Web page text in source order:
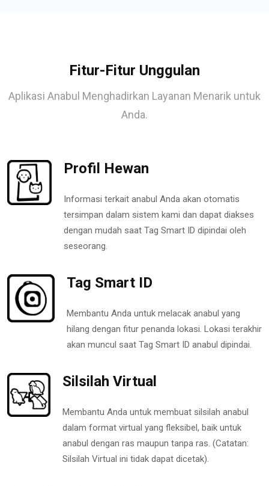
Fitur-Fitur Unggulan
Aplikasi Anabul Menghadirkan Layanan Menarik untuk
Anda.
Profil Hewan
Informasi terkait anabul Anda akan otomatis
tersimpan dalam sistem kami dan dapat diakses
dengan mudah saat Tag Smart ID dipindai oleh
seseorang.
Tag Smart ID
Membantu Anda untuk melacak anabul yang
hilang dengan fitur penanda lokasi. Lokasi terakhir
akan muncul saat Tag Smart ID anabul dipindai.
Silsilah Virtual
Membantu Anda untuk membuat silsilah anabul
dalam format virtual yang fleksibel, baik untuk
anabul dengan ras maupun tanpa ras. (Catatan:
Silsilah Virtual ini tidak dapat dicetak).